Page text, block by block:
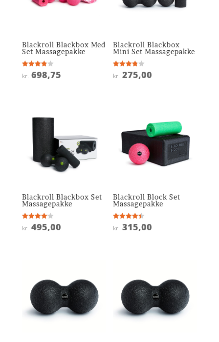
Blackroll Blackbox Med
Set Massagepakke
Vurderet
3.9
kr. 698,75
Blackroll Blackbox
Mini Set Massagepakke
Vurderet
3.8
kr. 275,00
Blackroll Blackbox Set
Massagepakke
Vurderet
4.1
kr. 495,00
Blackroll Block Set
Massagepakke
Vurderet
4.4
kr. 315,00